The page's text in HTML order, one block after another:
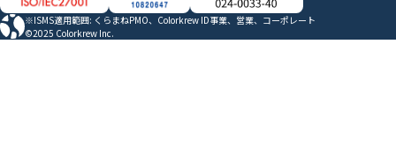
※ISMS適用範囲: くらまねPMO、Colorkrew ID事業、営業、コーポレート
©2025 Colorkrew Inc.